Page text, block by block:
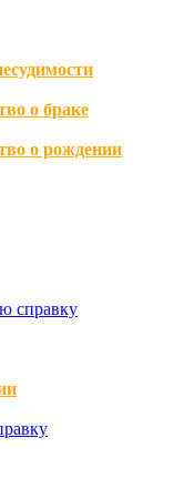
о браке
о рождении
справку